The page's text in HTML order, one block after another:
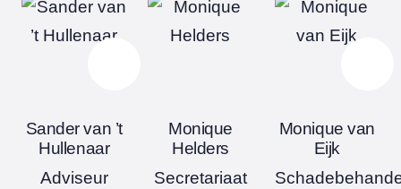
Sander van ’t
Hullenaar
Adviseur
Monique
Helders
Secretariaat
Monique van
Eijk